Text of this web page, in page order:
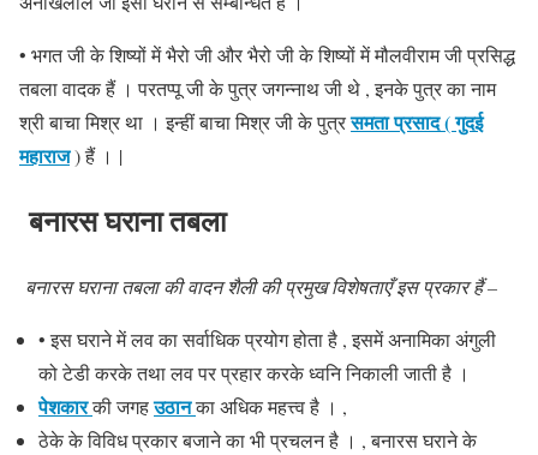
• भगत जी के शिष्यों में भैरो जी और भैरो जी के शिष्यों में मौलवीराम जी प्रसिद्ध
तबला वादक हैं । परतप्पू जी के पुत्र जगन्नाथ जी थे , इनके पुत्र का नाम
श्री बाचा मिश्र था । इन्हीं बाचा मिश्र जी के पुत्रसमता प्रसाद ( गुदई
महाराज) हैं । |
बनारस घराना तबला
बनारस घराना तबला की वादन शैली की प्रमुख विशेषताएँ इस प्रकार हैं –
• इस घराने में लव का सर्वाधिक प्रयोग होता है , इसमें अनामिका अंगुली
को टेडी करके तथा लव पर प्रहार करके ध्वनि निकाली जाती है ।
पेशकारकी जगहउठानका अधिक महत्त्व है । ,
ठेके के विविध प्रकार बजाने का भी प्रचलन है । , बनारस घराने के